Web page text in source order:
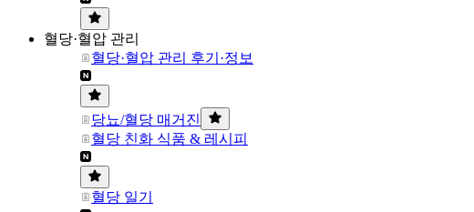
혈당·혈압 관리
혈당·혈압 관리 후기·정보
당뇨/혈당 매거진
혈당 친화 식품 & 레시피
혈당 일기